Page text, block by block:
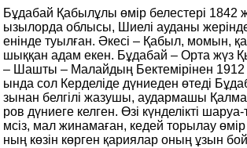
Бұдабай Қабылұлы өмір белестері 1842
ызылорда облысы, Шиелі ауданы
енінде туылған. Әкесі – Қабыл, момын,
шыққан адам екен. Бұдабай – Орта жүз
– Шашты – Малайдың Бектемірінен
ында сол Керделіде дүниеден өтеді
зынан белгілі жазушы, аудармашы
ров дүниеге келген. Өзі күнделікті
мсіз, мал жинамаған, кедей торылау өмір
ның көзін көрген қариялар оның ұзын